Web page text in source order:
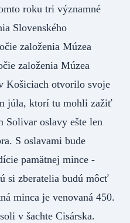
roku tri významné
Slovenského
založenia Múzea
založenia Múzea
Košiciach otvorilo svoje
júla, ktorí tu mohli zažiť
Solivar oslavy ešte len
S oslavami bude
pamätnej mince -
si zberatelia budú môcť
minca je venovaná 450.
v šachte Cisárska.